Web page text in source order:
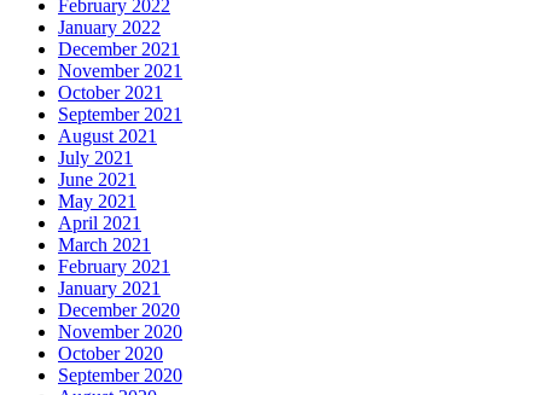
February 2022
January 2022
December 2021
November 2021
October 2021
September 2021
August 2021
July 2021
June 2021
May 2021
April 2021
March 2021
February 2021
January 2021
December 2020
November 2020
October 2020
September 2020